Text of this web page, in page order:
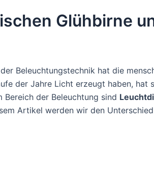
Glühbirne
Beleuchtungstechnik hat die
der Jahre Licht erzeugt haben,
der Beleuchtung sind
Artikel werden wir den